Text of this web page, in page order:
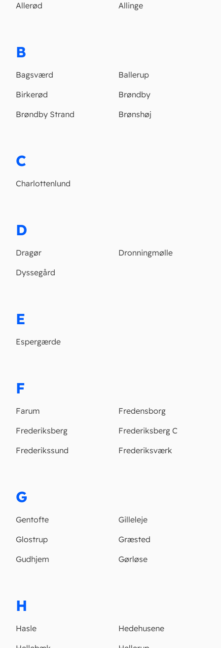
Allerød
Allinge
B
Bagsværd
Ballerup
Birkerød
Brøndby
Brøndby Strand
Brønshøj
C
Charlottenlund
D
Dragør
Dronningmølle
Dyssegård
E
Espergærde
F
Farum
Fredensborg
Frederiksberg
Frederiksberg C
Frederikssund
Frederiksværk
G
Gentofte
Gilleleje
Glostrup
Græsted
Gudhjem
Gørløse
H
Hasle
Hedehusene